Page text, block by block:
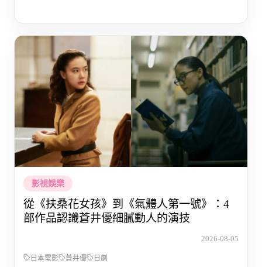
影視娛樂
從《扶桑花女孩》到《氣體人第一號》：4
部作品認識蒼井優細膩動人的演技
2026-08-05
日本電影 蒼井優 日劇